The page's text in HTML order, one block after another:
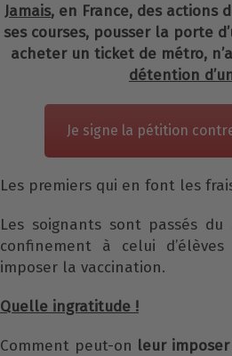
Jamais, en France, des actions
ses courses, pousser la porte
acheter un ticket de métro,
détention
Je signe la pétition
Les premiers qui en font les
Les soignants sont passés
confinement à celui
imposer la vaccination.
Quelle ingratitude !
Comment peut-on leur